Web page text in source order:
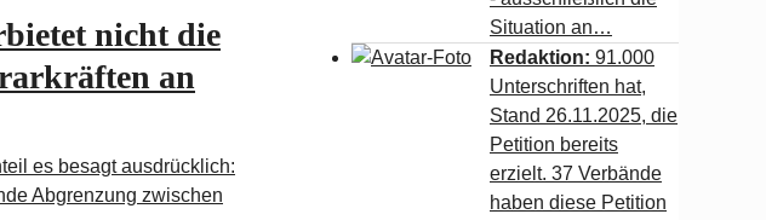
nicht die
an
es besagt ausdrücklich:
Abgrenzung zwischen
Situation an…
Redaktion: 91.000
Unterschriften hat,
Stand 26.11.2025, die
Petition bereits
erzielt. 37 Verbände
haben diese Petition